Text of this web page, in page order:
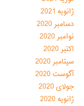
ژانویه 2021
دسامبر 2020
نوامبر 2020
اکتبر 2020
سپتامبر 2020
آگوست 2020
جولای 2020
ژانویه 2020